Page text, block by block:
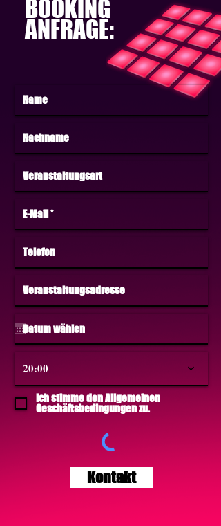
BOOKING
ANFRAGE:
20:00
Ich stimme den Allgemeinen
Geschäftsbedingungen zu.
Kontakt